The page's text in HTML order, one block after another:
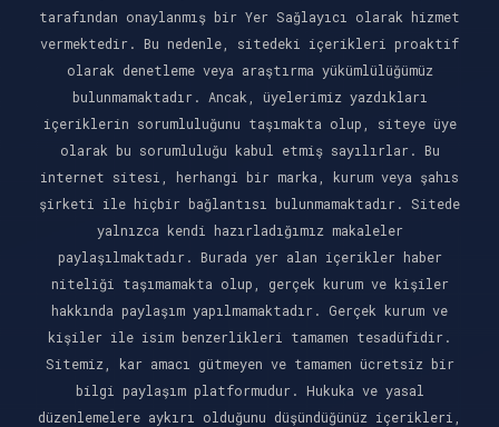
tarafından onaylanmış bir Yer Sağlayıcı olarak hizmet
vermektedir. Bu nedenle, sitedeki içerikleri proaktif
olarak denetleme veya araştırma yükümlülüğümüz
bulunmamaktadır. Ancak, üyelerimiz yazdıkları
içeriklerin sorumluluğunu taşımakta olup, siteye üye
olarak bu sorumluluğu kabul etmiş sayılırlar. Bu
internet sitesi, herhangi bir marka, kurum veya şahıs
şirketi ile hiçbir bağlantısı bulunmamaktadır. Sitede
yalnızca kendi hazırladığımız makaleler
paylaşılmaktadır. Burada yer alan içerikler haber
niteliği taşımamakta olup, gerçek kurum ve kişiler
hakkında paylaşım yapılmamaktadır. Gerçek kurum ve
kişiler ile isim benzerlikleri tamamen tesadüfidir.
Sitemiz, kar amacı gütmeyen ve tamamen ücretsiz bir
bilgi paylaşım platformudur. Hukuka ve yasal
düzenlemelere aykırı olduğunu düşündüğünüz içerikleri,